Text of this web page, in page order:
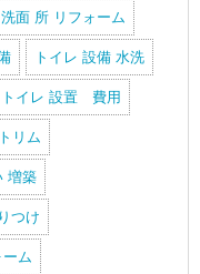
洗面 所 リフォーム
トイレ 設備 水洗
トイレ 設置 費用
リム
増築
つけ
ーム